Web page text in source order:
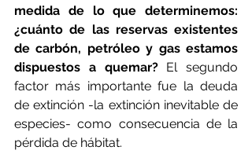
medida de lo que determinemos:
¿cuánto de las reservas existentes
de carbón, petróleo y gas estamos
dispuestos a quemar? El segundo
factor más importante fue la deuda
de extinción -la extinción inevitable de
especies- como consecuencia de la
pérdida de hábitat.